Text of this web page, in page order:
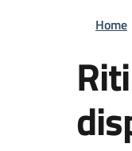
Home